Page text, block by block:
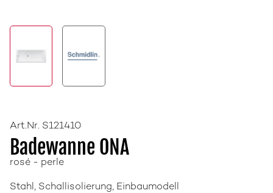
Art.Nr. S121410
Badewanne ONA
rosé - perle
Stahl, Schallisolierung, Einbaumodell